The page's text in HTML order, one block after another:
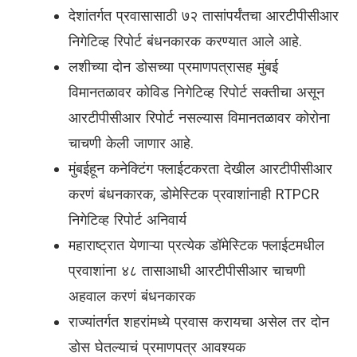
देशांतर्गत प्रवासासाठी ७२ तासांपर्यंतचा आरटीपीसीआर
निगेटिव्ह रिपोर्ट बंधनकारक करण्यात आले आहे.
लशीच्या दोन डोसच्या प्रमाणपत्रासह मुंबई
विमानतळावर कोविड निगेटिव्ह रिपोर्ट सक्तीचा असून
आरटीपीसीआर रिपोर्ट नसल्यास विमानतळावर कोरोना
चाचणी केली जाणार आहे.
मुंबईहून कनेक्टिंग फ्लाईटकरता देखील आरटीपीसीआर
करणं बंधनकारक, डोमेस्टिक प्रवाशांनाही RTPCR
निगेटिव्ह रिपोर्ट अनिवार्य
महाराष्ट्रात येणाऱ्या प्रत्येक डॉमेस्टिक फ्लाईटमधील
प्रवाशांना ४८ तासाआधी आरटीपीसीआर चाचणी
अहवाल करणं बंधनकारक
राज्यांतर्गत शहरांमध्ये प्रवास करायचा असेल तर दोन
डोस घेतल्याचं प्रमाणपत्र आवश्यक